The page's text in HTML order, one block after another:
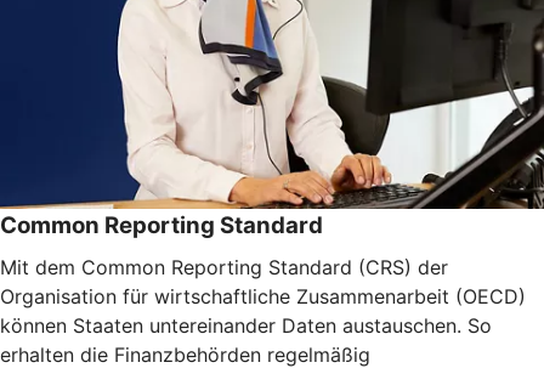
Common Reporting Standard
Mit dem Common Reporting Standard (CRS) der
Organisation für wirtschaftliche Zusammenarbeit (OECD)
können Staaten untereinander Daten austauschen. So
erhalten die Finanzbehörden regelmäßig